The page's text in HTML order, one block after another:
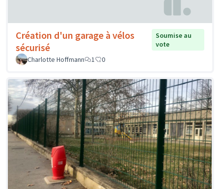
Création d'un garage à vélos
sécurisé
Soumise au
vote
Charlotte Hoffmann
1 0